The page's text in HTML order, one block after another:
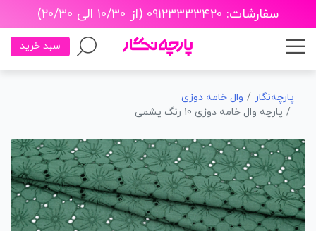
سفارشات: ۰۹۱۲۳۳۳۳۴۲۰ (از ۱۰/۳۰ الی ۲۰/۳۰)
سبد خرید
پارچه‌نگار
وال خامه دوزی
پارچه وال خامه دوزی 10 رنگ یشمی